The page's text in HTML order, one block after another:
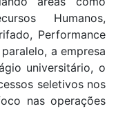
Humanos,
Performance
a empresa
universitário, o
seletivos nos
nas operações